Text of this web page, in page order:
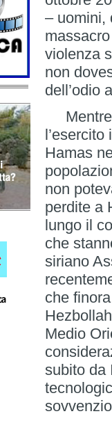
– uomini,
violenza
non
dell’odio
Mentre
Hamas
non
perdite a
lungo il
che
siriano
che
Medio
subito da